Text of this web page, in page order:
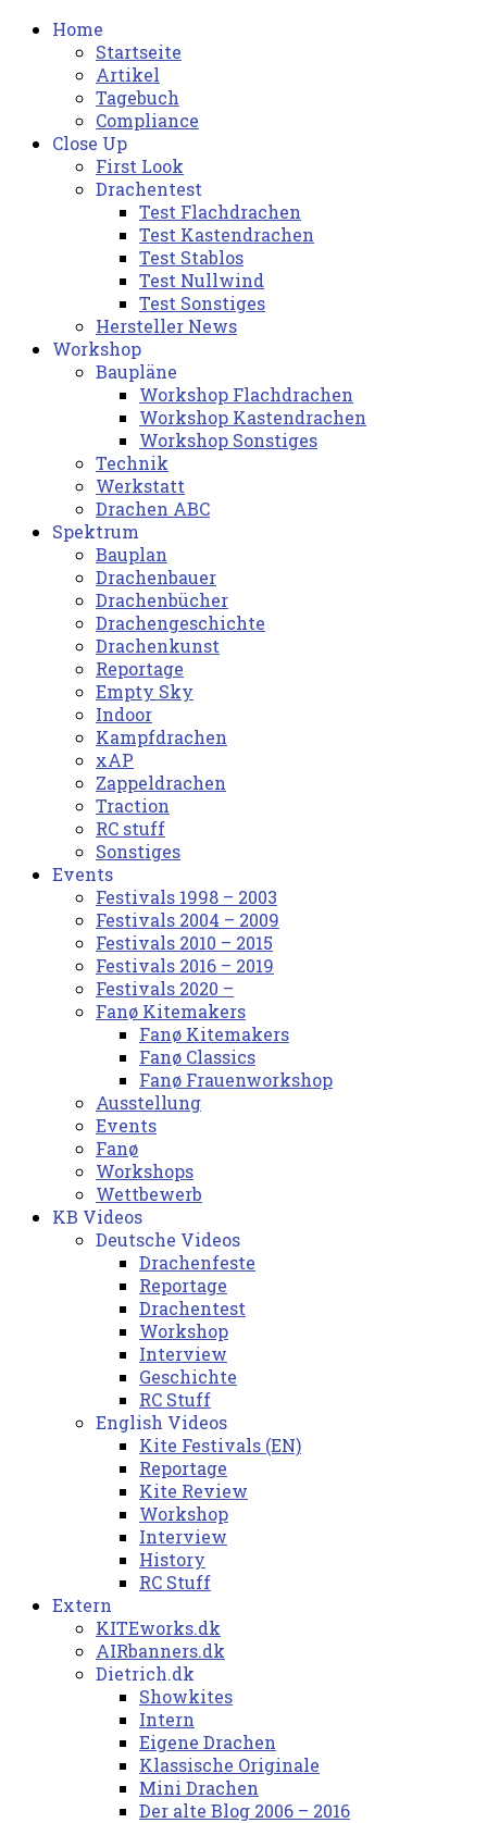
Home
Startseite
Artikel
Tagebuch
Compliance
Close Up
First Look
Drachentest
Test Flachdrachen
Test Kastendrachen
Test Stablos
Test Nullwind
Test Sonstiges
Hersteller News
Workshop
Baupläne
Workshop Flachdrachen
Workshop Kastendrachen
Workshop Sonstiges
Technik
Werkstatt
Drachen ABC
Spektrum
Bauplan
Drachenbauer
Drachenbücher
Drachengeschichte
Drachenkunst
Reportage
Empty Sky
Indoor
Kampfdrachen
xAP
Zappeldrachen
Traction
RC stuff
Sonstiges
Events
Festivals 1998 – 2003
Festivals 2004 – 2009
Festivals 2010 – 2015
Festivals 2016 – 2019
Festivals 2020 –
Fanø Kitemakers
Fanø Kitemakers
Fanø Classics
Fanø Frauenworkshop
Ausstellung
Events
Fanø
Workshops
Wettbewerb
KB Videos
Deutsche Videos
Drachenfeste
Reportage
Drachentest
Workshop
Interview
Geschichte
RC Stuff
English Videos
Kite Festivals (EN)
Reportage
Kite Review
Workshop
Interview
History
RC Stuff
Extern
KITEworks.dk
AIRbanners.dk
Dietrich.dk
Showkites
Intern
Eigene Drachen
Klassische Originale
Mini Drachen
Der alte Blog 2006 – 2016